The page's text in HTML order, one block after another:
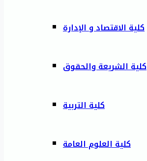
كلية الاقتصاد و الإدارة
كلية الشريعة والحقوق
كلية التربية
كلية العلوم العامة